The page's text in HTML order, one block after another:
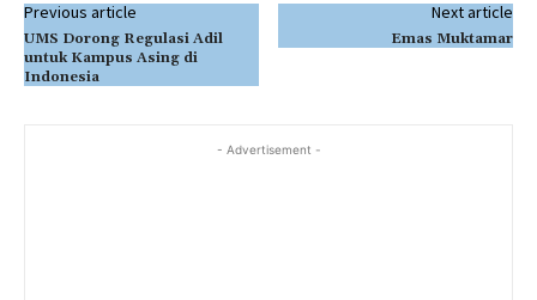
Previous article
UMS Dorong Regulasi Adil
untuk Kampus Asing di
Indonesia
Next article
Emas Muktamar
- Advertisement -